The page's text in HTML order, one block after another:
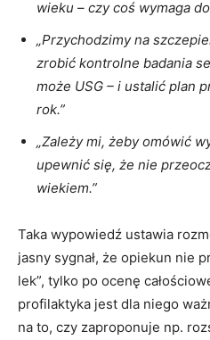
wieku – czy coś wymaga
„Przychodzimy na
zrobić kontrolne badania
może USG – i ustalić plan
rok.”
„Zależy mi, żeby omówić
upewnić się, że nie
wiekiem.”
Taka wypowiedź ustawia
jasny sygnał, że opiekun nie
lek”, tylko po ocenę
profilaktyka jest dla niego
na to, czy zaproponuje np.